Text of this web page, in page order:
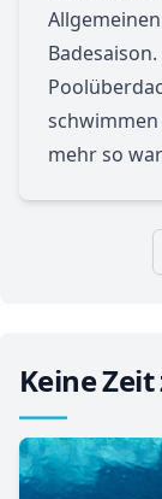
mehr so
Keine